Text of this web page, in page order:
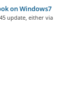
on Windows7
update, either via